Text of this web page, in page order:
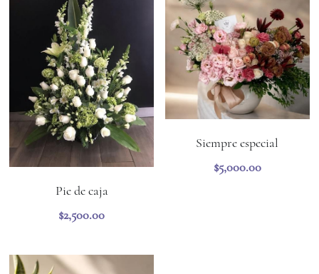
Pie de caja
$2,500.00
Siempre especial
$5,000.00
Promociones locales
Regalos más pedidos